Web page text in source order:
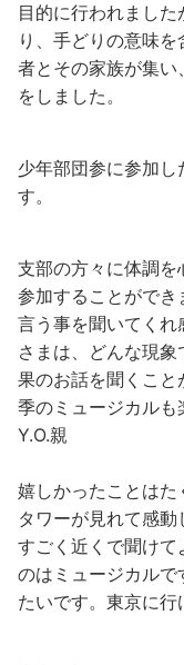
目的に行われました
り、手どりの意味
者とその家族が集
をしました。
少年部団参に参加し
す。
支部の方々に体調
参加することができ
言う事を聞いてくれ
さまは、どんな現
果のお話を聞くこ
季のミュージカル
Y.O.親
嬉しかったことは
タワーが見れて感
すごく近くで聞けて
のはミュージカル
たいです。東京に